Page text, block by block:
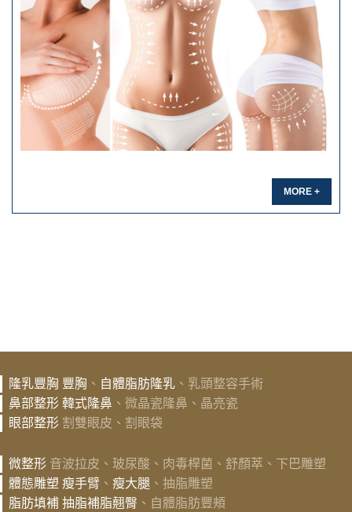
MORE +
隆乳豐胸 豐胸 、 自體脂肪隆乳 、乳頭整容手術
鼻部整形 韓式隆鼻 、微晶瓷隆鼻、晶亮瓷
眼部整形 割雙眼皮、割眼袋
微整形 音波拉皮、玻尿酸、肉毒桿菌、舒顏萃、下巴雕塑
體態雕塑 瘦手臂 、 瘦大腿 、抽脂雕塑
脂肪填補 抽脂補脂翹臀 、自體脂肪豐頰